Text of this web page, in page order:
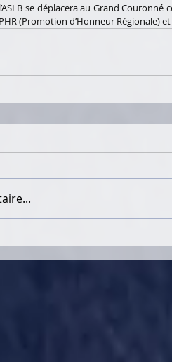
se déplacera au Grand
(Promotion d’Honneur Régionale)